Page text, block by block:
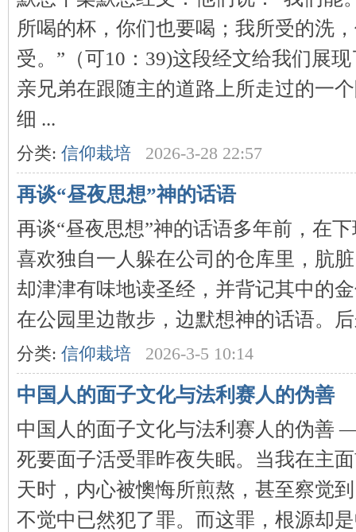
所喝的杯，你们也要喝；我所受的洗
受。”（可10：39)这段经文给我们展
亲兄弟在跟随主的道路上所走过的一
细 ...
分类: 信仰栽培 2026-3-28 22:57
再谈“昼夜思想”神的话语
再谈“昼夜思想”神的话语多年前，在
喜欢独自一人躲在公司的仓库里，肮
却津津有味地读圣经，并背记其中的
在公园里边散步，边默想神的话语。
分类: 信仰栽培 2026-3-5 10:14
中国人的面子文化与法利赛人的伪善
中国人的面子文化与法利赛人的伪善
死要面子活受罪昨夜失眠。当我在主
天时，内心被懊悔所煎熬，甚至察觉
不觉中已然犯了罪。而这罪，根源却